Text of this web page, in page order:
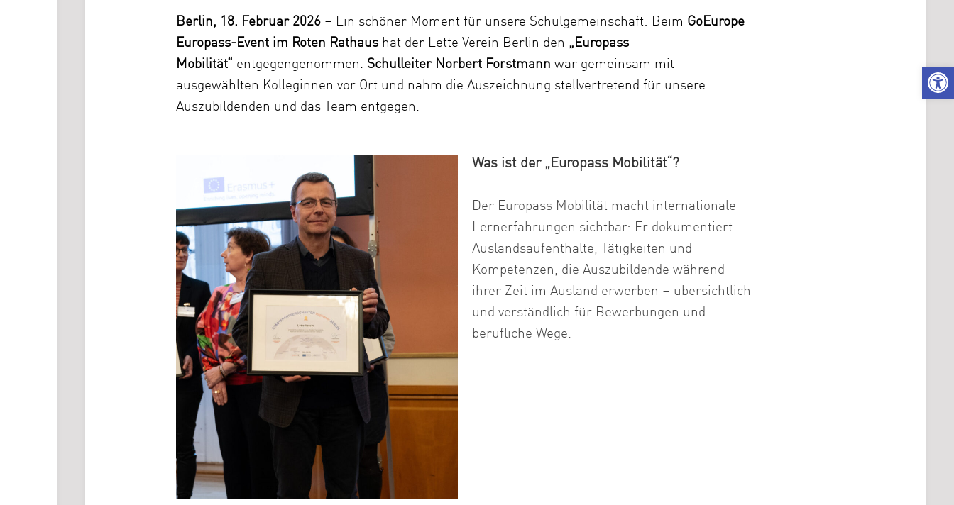
Berlin, 18. Februar 2026 – Ein schöner Moment für unsere Schulgemeinschaft: Beim GoEurope
Europass-Event im Roten Rathaus hat der Lette Verein Berlin den „Europass
Mobilität“
entgegengenommen. Schulleiter Norbert Forstmann war gemeinsam mit
ausgewählten Kolleginnen vor Ort und nahm die Auszeichnung stellvertretend für unsere
Auszubildenden und das Team entgegen.
Was ist der „Europass Mobilität“?
Der Europass Mobilität macht internationale
Lernerfahrungen sichtbar: Er dokumentiert
Auslandsaufenthalte, Tätigkeiten und
Kompetenzen, die Auszubildende während
ihrer Zeit im Ausland erwerben – übersichtlich
und verständlich für Bewerbungen und
berufliche Wege.